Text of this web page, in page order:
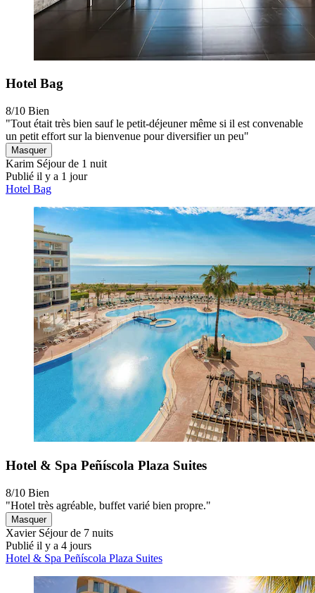
Hotel Bag
8/10 Bien
"Tout était très bien sauf le petit-déjeuner même si il est convenable
un petit effort sur la bienvenue pour diversifier un peu"
Masquer
Karim Séjour de 1 nuit
Publié il y a 1 jour
Hotel Bag
Hotel & Spa Peñíscola Plaza Suites
8/10 Bien
"Hotel très agréable, buffet varié bien propre."
Masquer
XavierSéjour de 7 nuits
Publié il y a 4 jours
Hotel & Spa Peñíscola Plaza Suites